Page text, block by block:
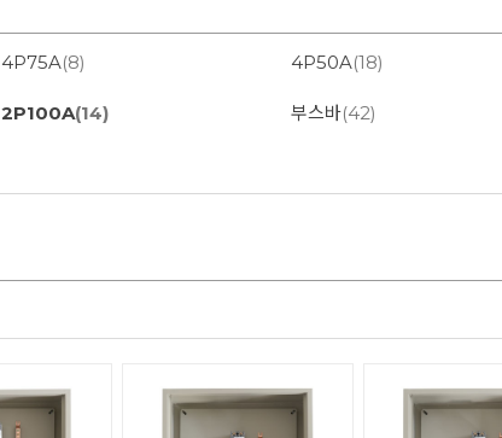
4P75A(8) 4P50A(18)
2P100A(14) 부스바(42)